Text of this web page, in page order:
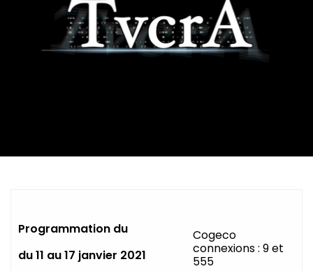
Programmation du
du 11 au 17 janvier 2021
Cogeco
connexions : 9 et
555